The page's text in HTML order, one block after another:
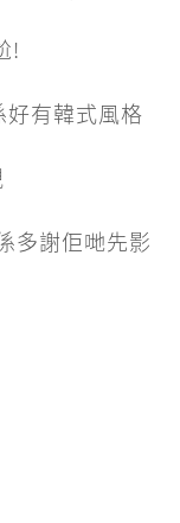
!
有韓式風格
多謝佢哋先影